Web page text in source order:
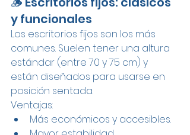
y funcionales
Los escritorios fijos son los más
comunes. Suelen tener una altura
estándar (entre 70 y 75 cm) y
están diseñados para usarse en
posición sentada.
Ventajas:
Más económicos y accesibles.